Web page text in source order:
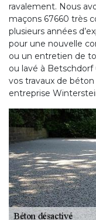
ravalement. Nous
maçons 67660 très
plusieurs années
pour une nouvelle
ou un entretien de
ou lavé à
vos travaux de
entreprise